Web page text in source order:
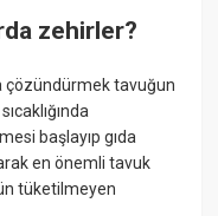
zehirler?
çözündürmek tavuğun
başlayıp gıda
en önemli tavuk
tüketilmeyen